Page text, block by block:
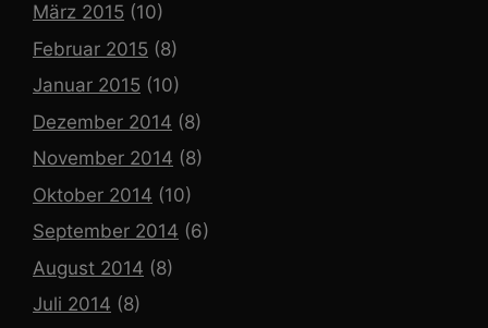
März 2015 (10)
Februar 2015 (8)
Januar 2015 (10)
Dezember 2014 (8)
November 2014 (8)
Oktober 2014 (10)
September 2014 (6)
August 2014 (8)
Juli 2014 (8)